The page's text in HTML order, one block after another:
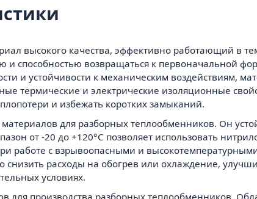
высокого качества, эффективно работающий в
и способностью возвращаться к первоначальной
и устойчивости к механическим воздействиям,
термические и электрические изоляционные
и избежать коротких замыканий.
для разборных теплообменников. Он
от -20 до +120°C позволяет использовать
работе с взрывоопасными и
расходы на обогрев или охлаждение,
условиях.
для производства разборных теплообменников.